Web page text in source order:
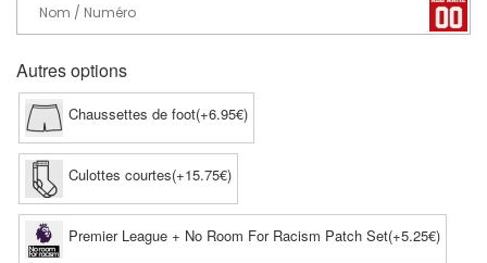
Autres options
Chaussettes de foot(+6.95€)
Culottes courtes(+15.75€)
Premier League + No Room For Racism Patch Set(+5.25€)